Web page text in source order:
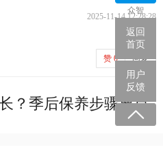
2025-11-14 12:28:28
赞 0 回复
？季后保养步骤要点
众智
返回
首页
用户
反馈